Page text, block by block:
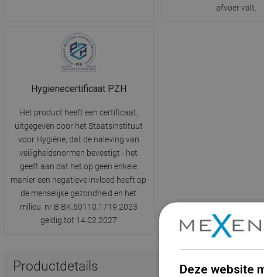
afvoer valt.
Hygienecertificaat PZH
Het product heeft een certificaat,
uitgegeven door het Staatsinstituut
voor Hygiëne, dat de naleving van
veiligheidsnormen bevestigt - het
geeft aan dat het op geen enkele
manier een negatieve invloed heeft op
de menselijke gezondheid en het
milieu. nr B.BK.60110.1719.2023
geldig tot 14.02.2027
Productdetails Deze website